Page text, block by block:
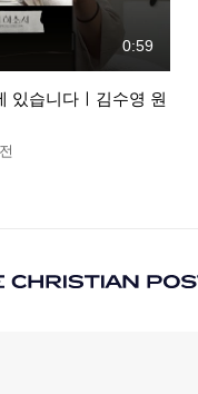
0:59
있습니다ㅣ김수영 원